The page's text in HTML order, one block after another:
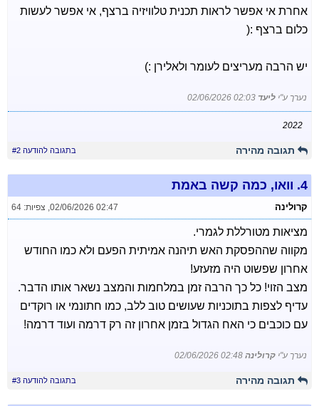
אחרת אי אפשר לראות תכנית טלוויזיה ברצף, אי אפשר לעשות
כלום ברצף :(
יש הרבה מעריצים לעומר ולאלירן :)
נערך ע"י ליעד 02/06/2026 02:03
2022
תגובה מהירה בתגובה להודעה #2
4. וואו, כמה קשה באמת
קרולינה 02/06/2026 02:47
, צפיות: 64
מציאות מטורללת לגמרי.
מקווה שההפסקת האש תיהנה אמיתית הפעם ולא כמו החודש
אחרון שפשוט היה מזעזע!
מצב הזוי! כל כך הרבה זמן במלחמות והמצב נשאר אותו הדבר.
עדיף לצפות בתוכניות שעושים טוב ללב, כמו חתונמי או רוקדים
עם כוכבים כי האח הגדול בזמן אחרון זה רק דרמה ועוד דרמה!
נערך ע"י קרולינה 02/06/2026 02:48
תגובה מהירה בתגובה להודעה #3